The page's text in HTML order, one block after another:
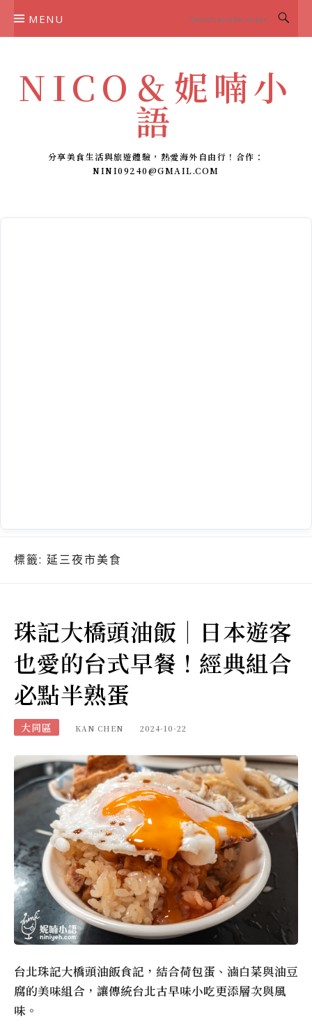
MENU
NICO＆妮喃小
語
分享美食生活與旅遊體驗，熱愛海外自由行！合作：
NINI09240@GMAIL.COM
標籤: 延三夜市美食
珠記大橋頭油飯｜日本遊客
也愛的台式早餐！經典組合
必點半熟蛋
大同區 KAN CHEN 2024-10-22
台北珠記大橋頭油飯食記，結合荷包蛋、滷白菜與油豆
腐的美味組合，讓傳統台北古早味小吃更添層次與風
味。